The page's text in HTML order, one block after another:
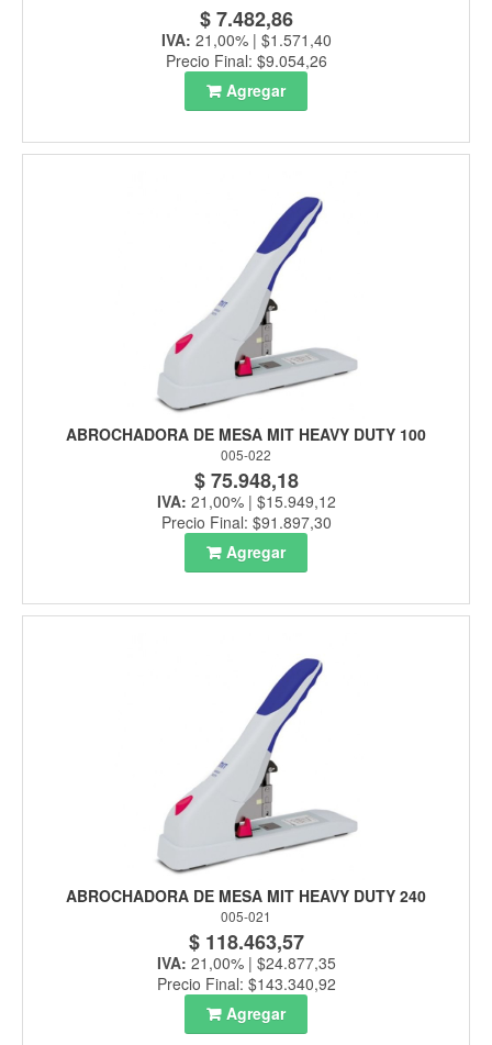
$ 7.482,86
IVA: 21,00% | $1.571,40
Precio Final: $9.054,26
Agregar
ABROCHADORA DE MESA MIT HEAVY DUTY 100
005-022
$ 75.948,18
IVA: 21,00% | $15.949,12
Precio Final: $91.897,30
Agregar
ABROCHADORA DE MESA MIT HEAVY DUTY 240
005-021
$ 118.463,57
IVA: 21,00% | $24.877,35
Precio Final: $143.340,92
Agregar